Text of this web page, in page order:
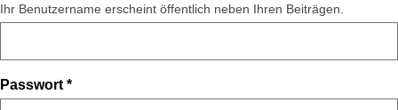
Ihr Benutzername erscheint öffentlich neben Ihren Beiträgen.
Passwort *